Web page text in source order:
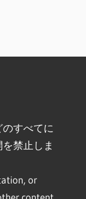
すべてに
禁止しま
or